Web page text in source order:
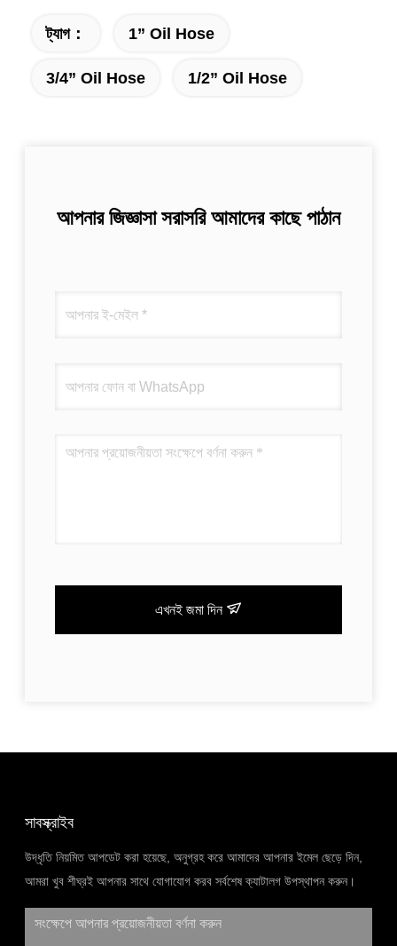
ট্যাগ： 1” Oil Hose
3/4” Oil Hose 1/2” Oil Hose
আপনার জিজ্ঞাসা সরাসরি আমাদের কাছে পাঠান
এখনই জমা দিন
সাবস্ক্রাইব
উদ্ধৃতি নিয়মিত আপডেট করা হয়েছে, অনুগ্রহ করে আমাদের আপনার ইমেল ছেড়ে দিন,
আমরা খুব শীঘ্রই আপনার সাথে যোগাযোগ করব সর্বশেষ ক্যাটালগ উপস্থাপন করুন।